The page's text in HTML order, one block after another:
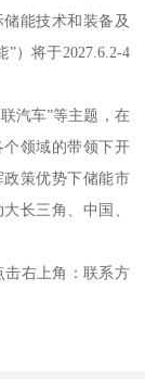
能技术和装备及
）将于2027.6.2-4
汽车”等主题，在
领域的带领下开
策优势下储能市
长三角、中国、
击右上角：联系方